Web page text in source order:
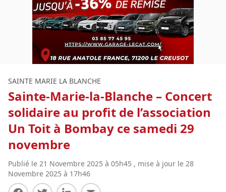
SAINTE MARIE LA BLANCHE
Sainte-Marie-la-Blanche – Concert
solidaire au profit de l’association
Un Toit à Bombay ce samedi 29
novembre
Publié le 21 Novembre 2025 à 05h45 , mise à jour le 28
Novembre 2025 à 17h46